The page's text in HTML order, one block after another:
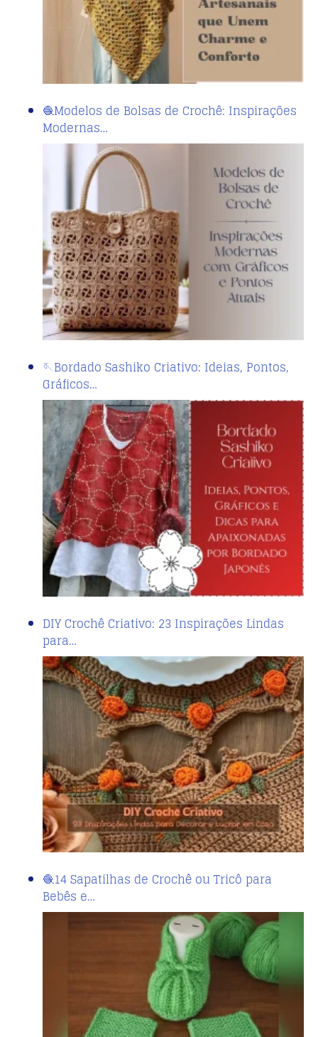
🧶Modelos de Bolsas de Crochê: Inspirações
Modernas…
🪡Bordado Sashiko Criativo: Ideias, Pontos,
Gráficos…
DIY Crochê Criativo: 23 Inspirações Lindas
para…
🧶14 Sapatilhas de Crochê ou Tricô para
Bebês e…